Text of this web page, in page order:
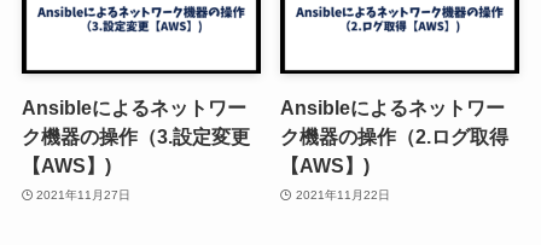
Ansibleによるネットワー
ク機器の操作（3.設定変更
【AWS】)
2021年11月27日
Ansibleによるネットワー
ク機器の操作（2.ログ取得
【AWS】)
2021年11月22日